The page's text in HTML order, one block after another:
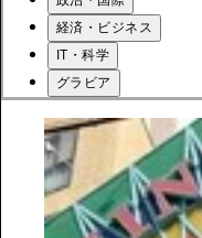
経済・ビジネス
IT・科学
グラビア